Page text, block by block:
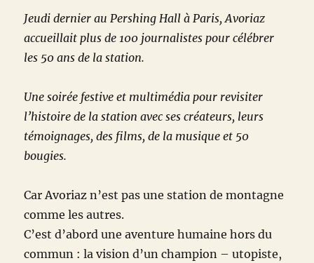
Jeudi dernier au Pershing Hall à Paris, Avoriaz
accueillait plus de 100 journalistes pour célébrer
les 50 ans de la station.
Une soirée festive et multimédia pour revisiter
l’histoire de la station avec ses créateurs, leurs
témoignages, des films, de la musique et 50
bougies.
Car Avoriaz n’est pas une station de montagne
comme les autres.
C’est d’abord une aventure humaine hors du
commun : la vision d’un champion – utopiste,